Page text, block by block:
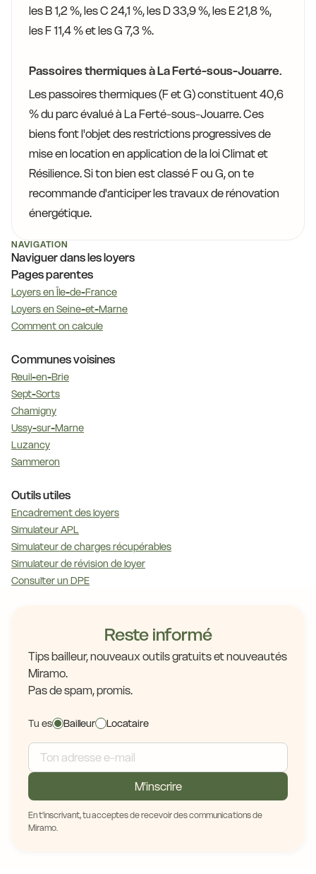
les B 1,2 %, les C 24,1 %, les D 33,9 %, les E 21,8 %,
les F 11,4 % et les G 7,3 %.
Passoires thermiques à La Ferté-sous-Jouarre.
Les passoires thermiques (F et G) constituent 40,6
% du parc évalué à La Ferté-sous-Jouarre. Ces
biens font l'objet des restrictions progressives de
mise en location en application de la loi Climat et
Résilience. Si ton bien est classé F ou G, on te
recommande d'anticiper les travaux de rénovation
énergétique.
NAVIGATION
Naviguer dans les loyers
Pages parentes
Loyers en Île-de-France
Loyers en Seine-et-Marne
Comment on calcule
Communes voisines
Reuil-en-Brie
Sept-Sorts
Chamigny
Ussy-sur-Marne
Luzancy
Sammeron
Outils utiles
Encadrement des loyers
Simulateur APL
Simulateur de charges récupérables
Simulateur de révision de loyer
Consulter un DPE
Reste informé
Tips bailleur, nouveaux outils gratuits et nouveautés
Miramo.
Pas de spam, promis.
Tu es Bailleur Locataire
M'inscrire
En t'inscrivant, tu acceptes de recevoir des communications de
Miramo.